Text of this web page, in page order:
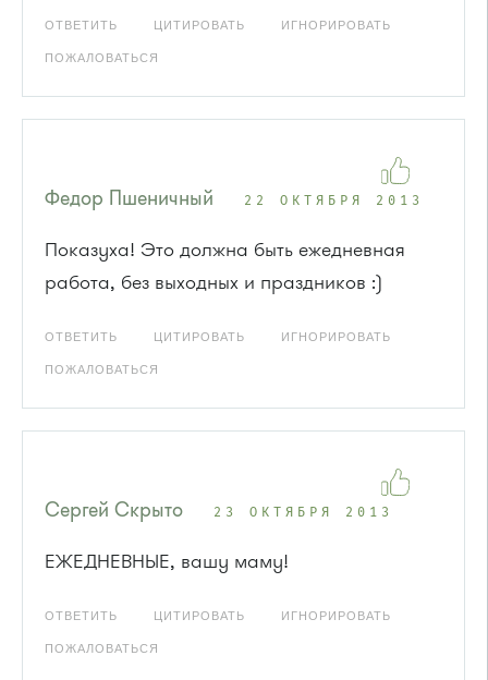
ОТВЕТИТЬ ЦИТИРОВАТЬ ИГНОРИРОВАТЬ
ПОЖАЛОВАТЬСЯ
Федор Пшеничный 22 ОКТЯБРЯ 2013
Показуха! Это должна быть ежедневная
работа, без выходных и праздников :)
ОТВЕТИТЬ ЦИТИРОВАТЬ ИГНОРИРОВАТЬ
ПОЖАЛОВАТЬСЯ
Сергей Скрыто 23 ОКТЯБРЯ 2013
ЕЖЕДНЕВНЫЕ, вашу маму!
ОТВЕТИТЬ ЦИТИРОВАТЬ ИГНОРИРОВАТЬ
ПОЖАЛОВАТЬСЯ